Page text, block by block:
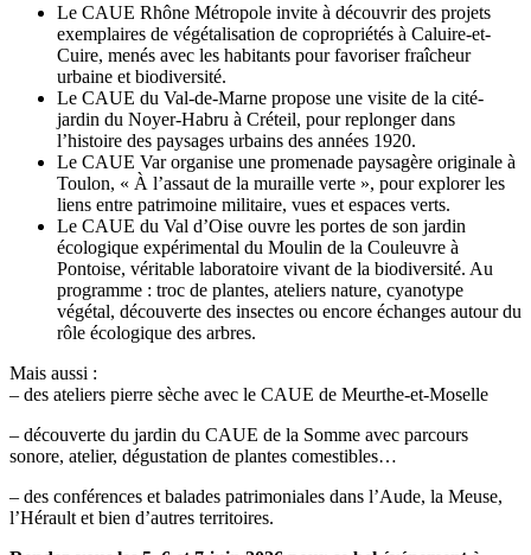
Le CAUE Rhône Métropole invite à découvrir des projets
exemplaires de végétalisation de copropriétés à Caluire-et-
Cuire, menés avec les habitants pour favoriser fraîcheur
urbaine et biodiversité.
Le CAUE du Val-de-Marne propose une visite de la cité-
jardin du Noyer-Habru à Créteil, pour replonger dans
l’histoire des paysages urbains des années 1920.
Le CAUE Var organise une promenade paysagère originale à
Toulon, « À l’assaut de la muraille verte », pour explorer les
liens entre patrimoine militaire, vues et espaces verts.
Le CAUE du Val d’Oise ouvre les portes de son jardin
écologique expérimental du Moulin de la Couleuvre à
Pontoise, véritable laboratoire vivant de la biodiversité. Au
programme : troc de plantes, ateliers nature, cyanotype
végétal, découverte des insectes ou encore échanges autour du
rôle écologique des arbres.
Mais aussi :
– des ateliers pierre sèche avec le CAUE de Meurthe-et-Moselle
– découverte du jardin du CAUE de la Somme avec parcours
sonore, atelier, dégustation de plantes comestibles…
– des conférences et balades patrimoniales dans l’Aude, la Meuse,
l’Hérault et bien d’autres territoires.